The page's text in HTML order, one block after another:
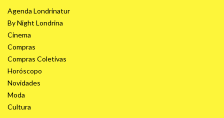
Agenda Londrinatur
By Night Londrina
Cinema
Compras
Compras Coletivas
Horóscopo
Novidades
Moda
Cultura